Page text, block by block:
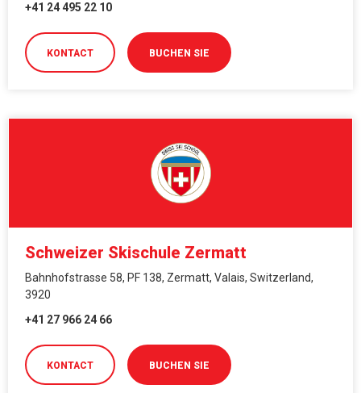
+41 24 495 22 10
KONTACT BUCHEN SIE
Schweizer Skischule Zermatt
Bahnhofstrasse 58, PF 138, Zermatt, Valais, Switzerland,
3920
+41 27 966 24 66
KONTACT BUCHEN SIE